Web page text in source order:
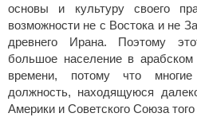
основы и культуру своего
возможности не с Востока и не
древнего Ирана. Поэтому
большое население в арабском
времени, потому что
должность, находящуюся
Америки и Советского Союза